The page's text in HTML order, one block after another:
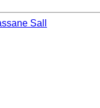
Sall